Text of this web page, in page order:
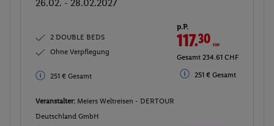
26.02. - 28.02.2027
2 DOUBLE BEDS
Ohne Verpflegung
251 € Gesamt
p.P.
117.30CHF
Gesamt 234.61 CHF
251 € Gesamt
Veranstalter: Meiers Weltreisen - DERTOUR
Deutschland GmbH